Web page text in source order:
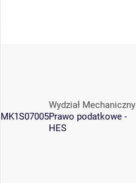
MK1S07005
Wydział Mechaniczny
Prawo podatkowe -
HES